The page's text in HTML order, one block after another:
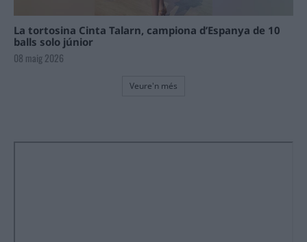
La tortosina Cinta Talarn, campiona d’Espanya de 10
balls solo júnior
08 maig 2026
Veure'n més